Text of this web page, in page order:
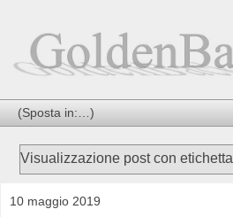
Visualizzazione post con etichetta
10 maggio 2019